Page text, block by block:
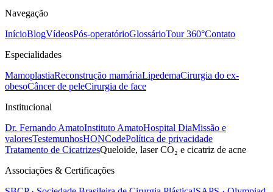
Navegação
InícioBlogVídeosPós-operatórioGlossárioTour 360°Contato
Especialidades
MamoplastiaReconstrução mamáriaLipedemaCirurgia do ex-
obesoCâncer de peleCirurgia de face
Institucional
Dr. Fernando AmatoInstituto AmatoHospital DiaMissão e
valoresTestemunhosHONCodePolítica de privacidade
Tratamento de CicatrizesQueloide, laser CO₂ e cicatriz de acne
Associações & Certificações